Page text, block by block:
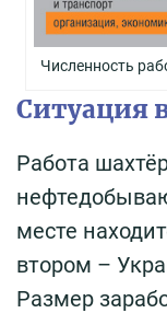
Численность
Ситуация
Работа
месте
втором –
Размер